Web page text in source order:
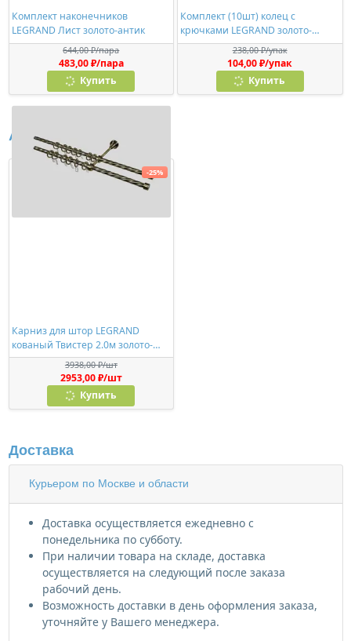
Комплект наконечников
LEGRAND Лист золото-антик
644,00 ₽/пара
483,00 ₽/пара
Купить
Комплект (10шт) колец с
крючками LEGRAND золото-
антик
238,00 ₽/упак
104,00 ₽/упак
Купить
Аналоги
Карниз для штор LEGRAND
кованый Твистер 2.0м золото-
антик
3938,00 ₽/шт
2953,00 ₽/шт
Купить
-25%
Доставка
Курьером по Москве и области
Доставка осуществляется ежедневно с
понедельника по субботу.
При наличии товара на складе, доставка
осуществляется на следующий после заказа
рабочий день.
Возможность доставки в день оформления заказа,
уточняйте у Вашего менеджера.